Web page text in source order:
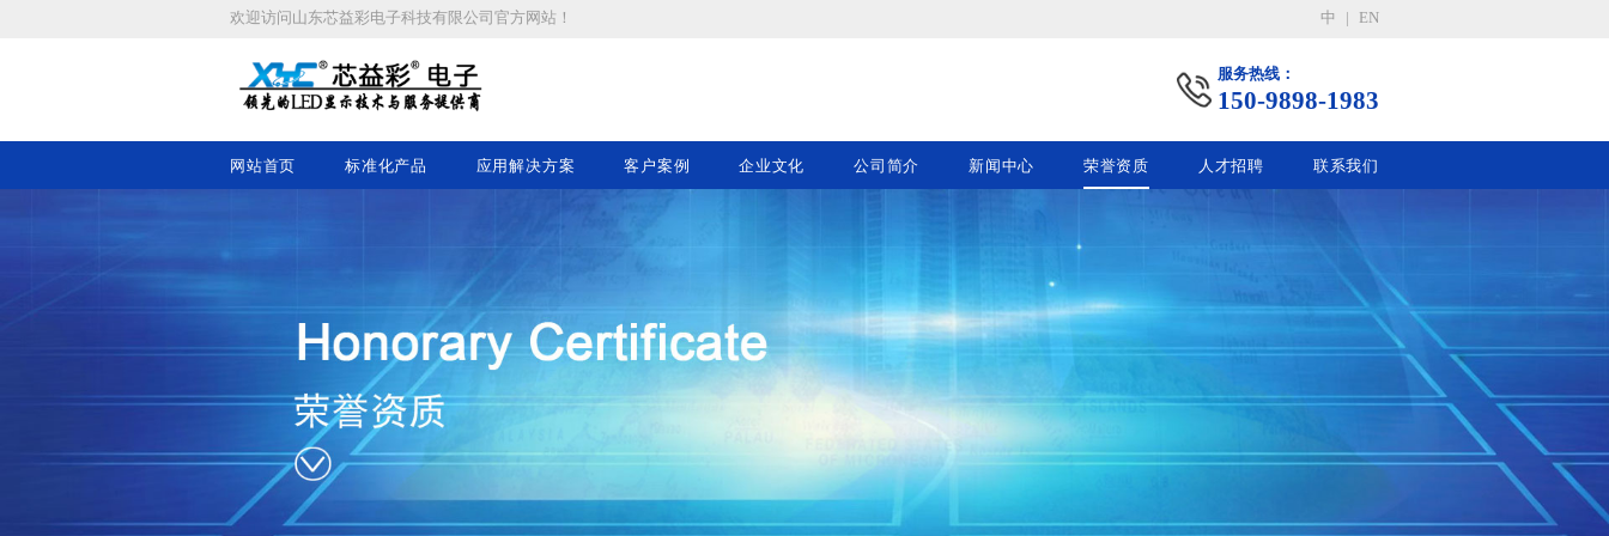
欢迎访问 山东芯益彩电子科技有限公司 官方网站 ！ 中 EN
服务热线：
150-9898-1983
网站首页 标准化产品 应用解决方案 客户案例 企业文化 公司简介 新闻中心 荣誉资质 人才招聘 联系我们